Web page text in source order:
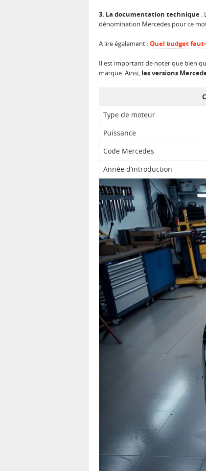
3. La documentation technique :
dénomination Mercedes pour ce
A lire également :Quel budget
Il est important de noter que bien
marque. Ainsi, les versions
Type de moteur
Puissance
Code Mercedes
Année d’introduction